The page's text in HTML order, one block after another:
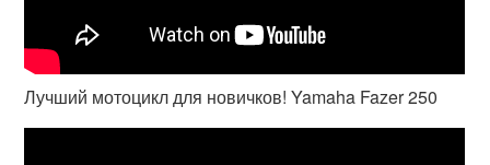
Лучший мотоцикл для новичков! Yamaha Fazer 250